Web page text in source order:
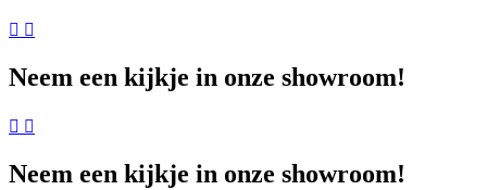
Neem een kijkje in onze showroom!
Neem een kijkje in onze showroom!